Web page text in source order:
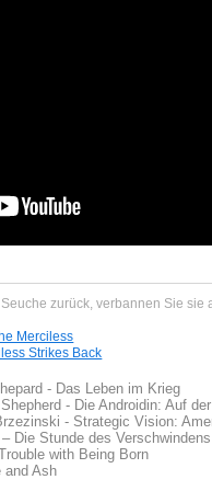
zurück, verbannen Sie sie
Merciless
Strikes Back
- Das Leben im Krieg
- Die Androidin: Auf
- Strategic Vision:
Die Stunde des Verschwindens
with Being Born
and Ash